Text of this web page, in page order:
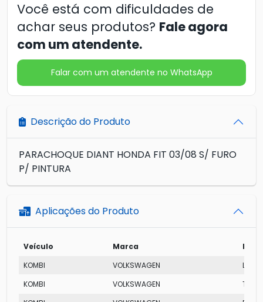
Você está com dificuldades de
achar seus produtos? Fale agora
com um atendente.
Falar com um atendente no WhatsApp
Descrição do Produto
PARACHOQUE DIANT HONDA FIT 03/08 S/ FURO
P/ PINTURA
Aplicações do Produto
Veículo Marca
KOMBI
VOLKSWAGEN
KOMBI
VOLKSWAGEN
T2